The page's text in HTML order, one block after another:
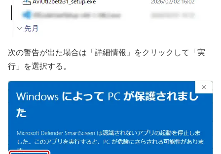
次の警告が出た場合は「詳細情報」をクリックして「実
行」を選択する。